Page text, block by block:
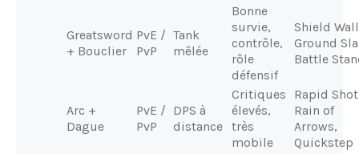
Greatsword
+ Bouclier
PvE /
PvP
Tank
mêlée
Bonne
survie,
contrôle,
rôle
défensif
Shield
Ground
Battle
Arc +
Dague
PvE /
PvP
DPS à
distance
Critiques
élevés,
très
mobile
Rapid
Rain of
Arrows,
Quickstep